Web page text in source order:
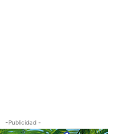
-Publicidad -